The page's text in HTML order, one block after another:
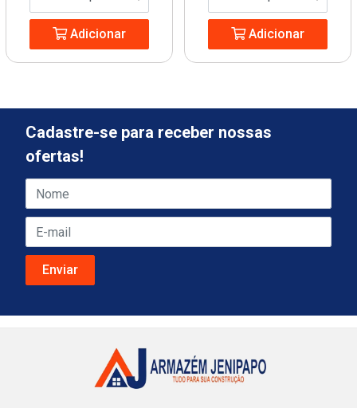
Adicionar Adicionar
Cadastre-se para receber nossas
ofertas!